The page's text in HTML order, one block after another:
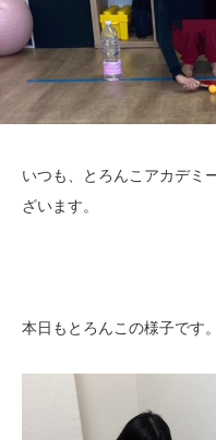
いつも、とろんこアカデミ
ざいます。
本日もとろんこの様子です。